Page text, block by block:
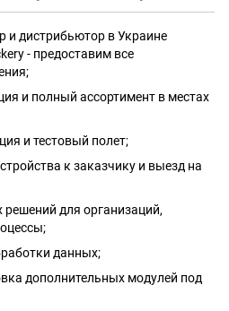
и дистрибьютор в Украине
- предоставим все
и полный ассортимент в местах
и тестовый полет;
к заказчику и выезд на
для организаций,
данных;
дополнительных модулей под